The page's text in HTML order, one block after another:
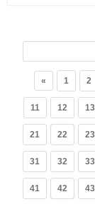
« 1 2
11 12 13
21 22 23
31 32 33
41 42 43